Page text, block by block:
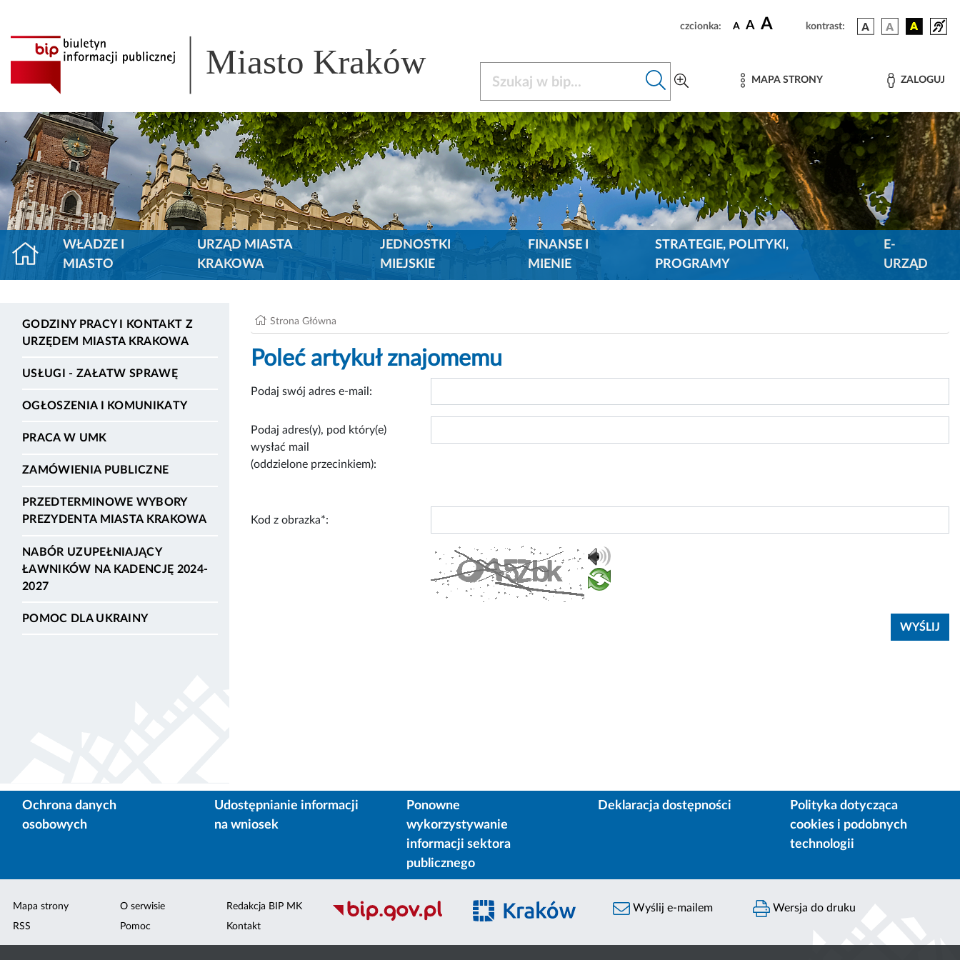
czcionka: A A A kontrast:
Miasto Kraków MAPA STRONY ZALOGUJ
WŁADZE I
MIASTO
URZĄD MIASTA
KRAKOWA
JEDNOSTKI
MIEJSKIE
FINANSE I
MIENIE
STRATEGIE, POLITYKI,
PROGRAMY
E-
URZĄD
GODZINY PRACY I KONTAKT Z
URZĘDEM MIASTA KRAKOWA
USŁUGI - ZAŁATW SPRAWĘ
OGŁOSZENIA I KOMUNIKATY
PRACA W UMK
ZAMÓWIENIA PUBLICZNE
PRZEDTERMINOWE WYBORY
PREZYDENTA MIASTA KRAKOWA
NABÓR UZUPEŁNIAJĄCY
ŁAWNIKÓW NA KADENCJĘ 2024-
2027
POMOC DLA UKRAINY
Strona Główna
Poleć artykuł znajomemu
Podaj swój adres e-mail:
Podaj adres(y), pod który(e)
wysłać mail
(oddzielone przecinkiem):
Kod z obrazka*:
Ochrona danych
osobowych
Udostępnianie informacji
na wniosek
Ponowne
wykorzystywanie
informacji sektora
publicznego
Deklaracja dostępności
Polityka dotycząca
cookies i podobnych
technologii
Mapa strony
RSS
O serwisie
Pomoc
Redakcja BIP MK
Kontakt
Wyślij e-mailem Wersja do druku